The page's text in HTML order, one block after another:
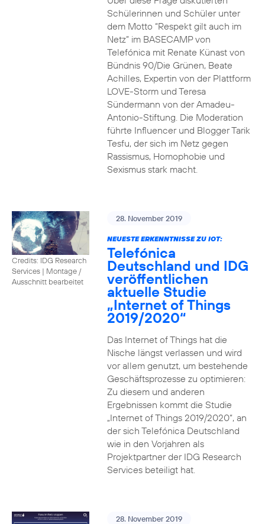
Schülerinnen und Schüler unter
dem Motto “Respekt gilt auch im
Netz” im BASECAMP von
Telefónica mit Renate Künast von
Bündnis 90/Die Grünen, Beate
Achilles, Expertin von der Plattform
LOVE-Storm und Teresa
Sündermann von der Amadeu-
Antonio-Stiftung. Die Moderation
führte Influencer und Blogger Tarik
Tesfu, der sich im Netz gegen
Rassismus, Homophobie und
Sexismus stark macht.
Credits: IDG Research
Services | Montage /
Ausschnitt bearbeitet
28. November 2019
NEUESTE ERKENNTNISSE ZU IOT:
Telefónica
Deutschland und IDG
veröffentlichen
aktuelle Studie
„Internet of Things
2019/2020“
Das Internet of Things hat die
Nische längst verlassen und wird
vor allem genutzt, um bestehende
Geschäftsprozesse zu optimieren:
Zu diesem und anderen
Ergebnissen kommt die Studie
„Internet of Things 2019/2020“, an
der sich Telefónica Deutschland
wie in den Vorjahren als
Projektpartner der IDG Research
Services beteiligt hat.
28. November 2019